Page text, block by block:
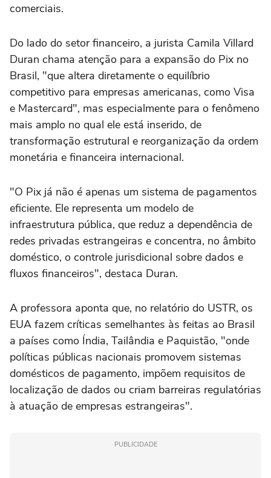
comerciais.
Do lado do setor financeiro, a jurista Camila Villard
Duran chama atenção para a expansão do Pix no
Brasil, "que altera diretamente o equilíbrio
competitivo para empresas americanas, como Visa
e Mastercard", mas especialmente para o fenômeno
mais amplo no qual ele está inserido, de
transformação estrutural e reorganização da ordem
monetária e financeira internacional.
"O Pix já não é apenas um sistema de pagamentos
eficiente. Ele representa um modelo de
infraestrutura pública, que reduz a dependência de
redes privadas estrangeiras e concentra, no âmbito
doméstico, o controle jurisdicional sobre dados e
fluxos financeiros", destaca Duran.
A professora aponta que, no relatório do USTR, os
EUA fazem críticas semelhantes às feitas ao Brasil
a países como Índia, Tailândia e Paquistão, "onde
políticas públicas nacionais promovem sistemas
domésticos de pagamento, impõem requisitos de
localização de dados ou criam barreiras regulatórias
à atuação de empresas estrangeiras".
PUBLICIDADE